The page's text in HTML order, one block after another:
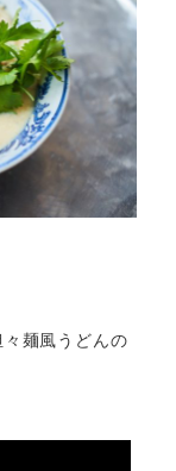
麺風うどんの